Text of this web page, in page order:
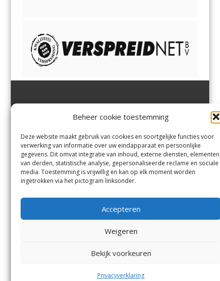
Beheer cookie toestemming
Deze website maakt gebruik van cookies en soortgelijke functies voor
verwerking van informatie over uw eindapparaat en persoonlijke
gegevens. Dit omvat integratie van inhoud, externe diensten, elementen
van derden, statistische analyse, gepersonaliseerde reclame en sociale
media. Toestemming is vrijwillig en kan op elk moment worden
ingetrokken via het pictogram linksonder.
Accepteren
Weigeren
Bekijk voorkeuren
Privacyverklaring
Margadantstraat 34
0255-533900
info@jutter.nlofinfo@hofgee
st.nl
Velserbroek,Velsen-Zuid,
Zuid,Driehuisen
Spaarnwoude.
Contact
Andere uitgaven
Voorwaarden
© Kennemerland Pers B.V.